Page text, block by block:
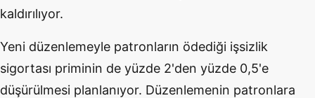
kaldırılıyor.
Yeni düzenlemeyle patronların ödediği işsizlik
sigortası priminin de yüzde 2'den yüzde 0,5'e
düşürülmesi planlanıyor. Düzenlemenin patronlara